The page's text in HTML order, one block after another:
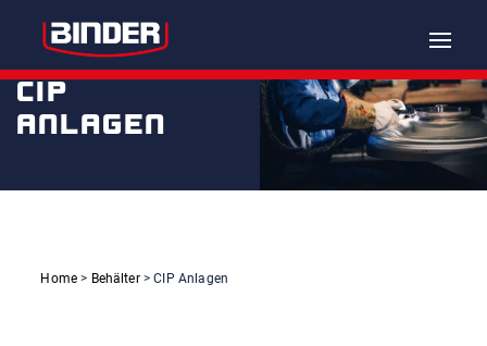
Toggle
CIP
ANLAGEN
Home > Behälter> CIP Anlagen